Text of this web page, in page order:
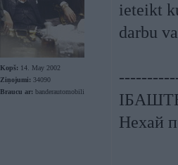
Kopš: 14. May 2002
Ziņojumi: 34090
Braucu ar: banderautomobili
ieteikt
darbu
Нехай